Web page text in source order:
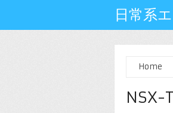
日常系
Home
NSX-